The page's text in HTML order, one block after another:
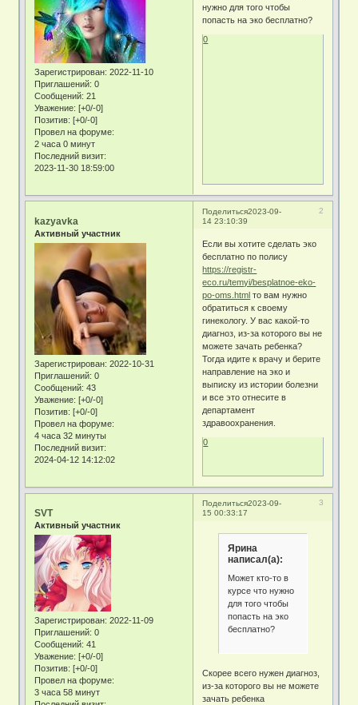
Зарегистрирован: 2022-11-10
Приглашений: 0
Сообщений: 21
Уважение: [+0/-0]
Позитив: [+0/-0]
Провел на форуме:
2 часа 0 минут
Последний визит:
2023-11-30 18:59:00
нужно для того чтобы
попасть на эко бесплатно?
0
Поделиться 2
2023-09-
14 23:10:39
kazyavka
Активный участник
Зарегистрирован: 2022-10-31
Приглашений: 0
Сообщений: 43
Уважение: [+0/-0]
Позитив: [+0/-0]
Провел на форуме:
4 часа 32 минуты
Последний визит:
2024-04-12 14:12:02
Если вы хотите сделать эко
бесплатно по полису
https://registr-
eco.ru/temyi/besplatnoe-eko-
po-oms.html то вам нужно
обратиться к своему
гинекологу. У вас какой-то
диагноз, из-за которого вы не
можете зачать ребенка?
Тогда идите к врачу и берите
направление на эко и
выписку из истории болезни
и все это отнесите в
департамент
здравоохранения.
0
Поделиться 3
2023-09-
15 00:33:17
SVT
Активный участник
Зарегистрирован: 2022-11-09
Приглашений: 0
Сообщений: 41
Уважение: [+0/-0]
Позитив: [+0/-0]
Провел на форуме:
3 часа 58 минут
Ярина
написал(а):
Может кто-то в
курсе что нужно
для того чтобы
попасть на эко
бесплатно?
Скорее всего нужен диагноз,
из-за которого вы не можете
зачать ребенка